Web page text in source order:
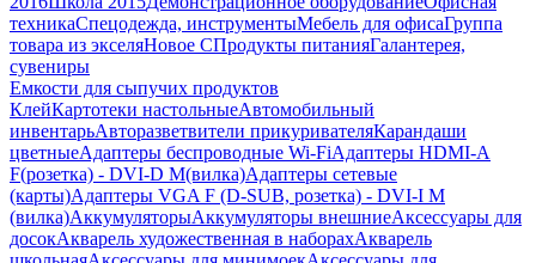
техникаСпецодежда, инструментыМебель для офисаГруппа
товара из экселяНовое СПродукты питанияГалантерея,
сувениры
Емкости для сыпучих продуктов
КлейКартотеки настольныеАвтомобильный
инвентарьАвторазветвители прикуривателяКарандаши
цветныеАдаптеры беспроводные Wi-FiАдаптеры HDMI-A
F(розетка) - DVI-D M(вилка)Адаптеры сетевые
(карты)Адаптеры VGA F (D-SUB, розетка) - DVI-I M
(вилка)АккумуляторыАккумуляторы внешниеАксессуары для
досокАкварель художественная в наборахАкварель